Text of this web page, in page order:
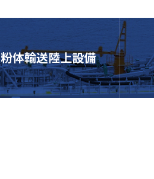
粉体輸送陸上設備